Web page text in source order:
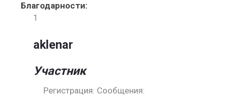
Благодарности:
1
aklenar
Участник
Регистрация: Сообщения: